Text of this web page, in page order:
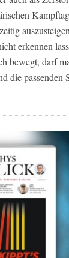
erkennen
bewegt, darf
die passenden